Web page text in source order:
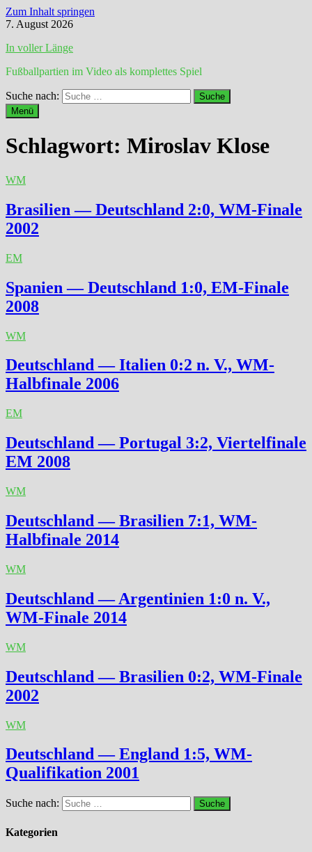
Zum Inhalt springen
7. August 2026
In voller Länge
Fußballpartien im Video als komplettes Spiel
Suche nach:
Menü
Schlagwort: Miroslav Klose
WM
Brasilien — Deutschland 2:0, WM-Finale
2002
EM
Spanien — Deutschland 1:0, EM-Finale
2008
WM
Deutschland — Italien 0:2 n. V., WM-
Halbfinale 2006
EM
Deutschland — Portugal 3:2, Viertelfinale
EM 2008
WM
Deutschland — Brasilien 7:1, WM-
Halbfinale 2014
WM
Deutschland — Argentinien 1:0 n. V.,
WM-Finale 2014
WM
Deutschland — Brasilien 0:2, WM-Finale
2002
WM
Deutschland — England 1:5, WM-
Qualifikation 2001
Suche nach:
Kategorien